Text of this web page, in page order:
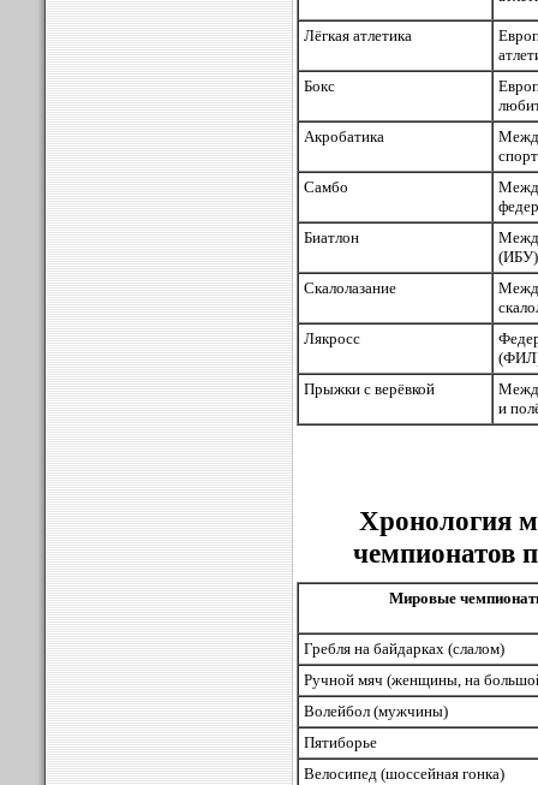
Лёгкая атлетика
Бокс
Акробатика
Самбо
Биатлон
(ИБУ)
Скалолазание
Лякросс
Прыжки с верёвкой
и
Хронология
чемпионатов
Мировые
Гребля на байдарках (слалом)
Ручной мяч (женщины, на
Волейбол (мужчины)
Пятиборье
Велосипед (шоссейная гонка)